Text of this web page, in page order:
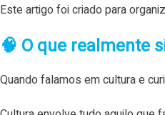
Este artigo foi criado para
🧠 O que realmente
Quando falamos em cultura e